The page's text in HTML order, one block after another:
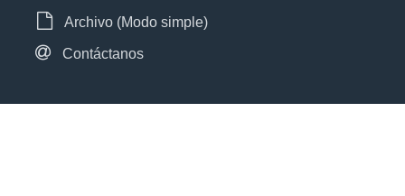
Archivo (Modo simple)
Contáctanos